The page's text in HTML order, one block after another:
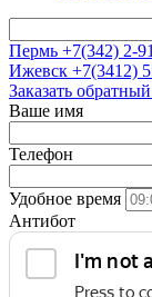
Пермь +7(342) 2-
Ижевск +7(3412)
Заказать
Ваше имя
Телефон
Удобное время
Антибот